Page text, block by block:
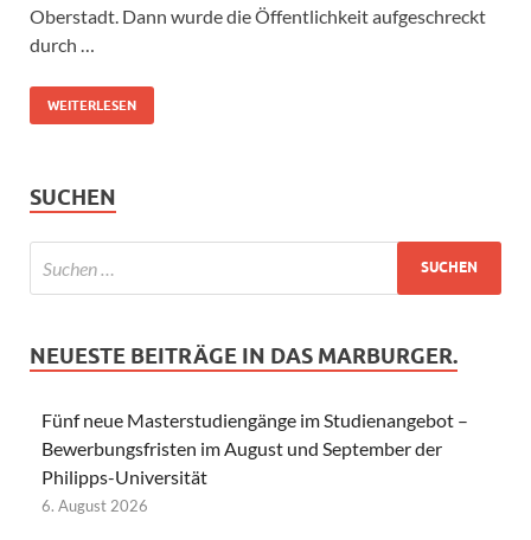
Oberstadt. Dann wurde die Öffentlichkeit aufgeschreckt
durch …
WEITERLESEN
SUCHEN
NEUESTE BEITRÄGE IN DAS MARBURGER.
Fünf neue Masterstudiengänge im Studienangebot –
Bewerbungsfristen im August und September der
Philipps-Universität
6. August 2026